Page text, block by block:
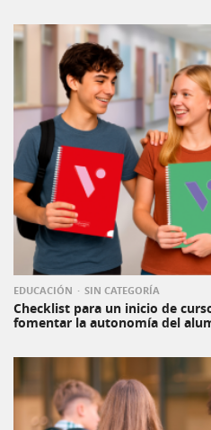
EDUCACIÓN SIN CATEGORÍA
Checklist para un inicio de
fomentar la autonomía del